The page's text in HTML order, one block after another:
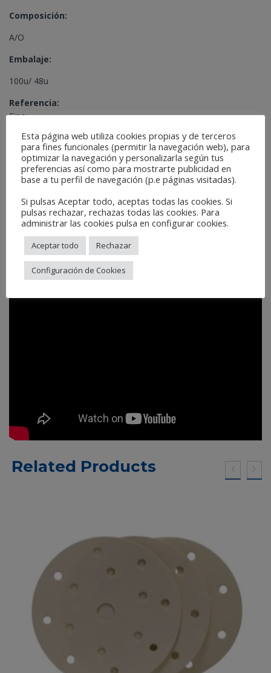
Composición:
A/O
Embalaje:
100u/ 48u
Referencia:
Fino:
EMF
Superfino:
EVSF48
EASF
Microfino:
EPMF48
Related Products
Esta página web utiliza cookies propias y de terceros
para fines funcionales (permitir la navegación web), para
optimizar la navegación y personalizarla según tus
preferencias así como para mostrarte publicidad en
base a tu perfil de navegación (p.e páginas visitadas).
Si pulsas Aceptar todo, aceptas todas las cookies. Si
pulsas rechazar, rechazas todas las cookies. Para
administrar las cookies pulsa en configurar cookies.
Aceptar todo Rechazar
Configuración de Cookies